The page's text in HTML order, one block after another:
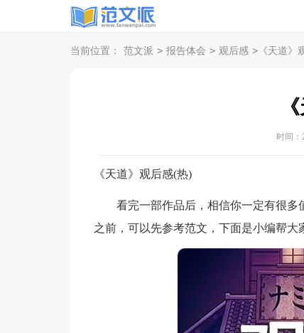
当前位置： 范文派 > 报告体会 > 观后感 >《天道》
时间：
《天道》观后感(热)
看完一部作品后，相信你一定有很多
之前，可以先参考范文，下面是小编帮大